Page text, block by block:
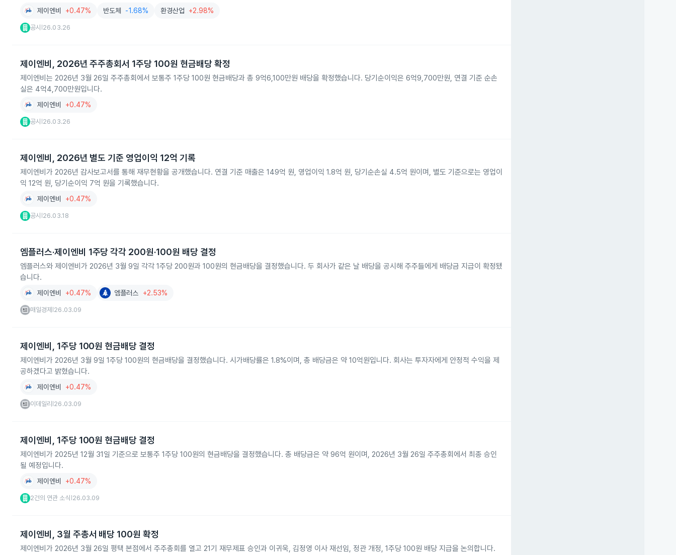
제이엔비 +0.47% 반도체 -1.68% 환경산업 +2.98%
공시 26.03.26
제이엔비, 2026년 주주총회서 1주당 100원 현금배당 확정
제이엔비는 2026년 3월 26일 주주총회에서 보통주 1주당 100원 현금배당과 총 9억6,100만원 배당을 확정했습니다. 당기순이익은 6억9,700만원, 연결 기준 순손
실은 4억4,700만원입니다.
제이엔비 +0.47%
공시 26.03.26
제이엔비, 2026년 별도 기준 영업이익 12억 기록
제이엔비가 2026년 감사보고서를 통해 재무현황을 공개했습니다. 연결 기준 매출은 149억 원, 영업이익 1.8억 원, 당기순손실 4.5억 원이며, 별도 기준으로는 영업이
익 12억 원, 당기순이익 7억 원을 기록했습니다.
제이엔비 +0.47%
공시 26.03.18
엠플러스·제이엔비 1주당 각각 200원·100원 배당 결정
엠플러스와 제이엔비가 2026년 3월 9일 각각 1주당 200원과 100원의 현금배당을 결정했습니다. 두 회사가 같은 날 배당을 공시해 주주들에게 배당금 지급이 확정됐
습니다.
제이엔비 +0.47% 엠플러스 +2.53%
매일경제 26.03.09
제이엔비, 1주당 100원 현금배당 결정
제이엔비가 2026년 3월 9일 1주당 100원의 현금배당을 결정했습니다. 시가배당률은 1.8%이며, 총 배당금은 약 10억원입니다. 회사는 투자자에게 안정적 수익을 제
공하겠다고 밝혔습니다.
제이엔비 +0.47%
이데일리 26.03.09
제이엔비, 1주당 100원 현금배당 결정
제이엔비가 2025년 12월 31일 기준으로 보통주 1주당 100원의 현금배당을 결정했습니다. 총 배당금은 약 96억 원이며, 2026년 3월 26일 주주총회에서 최종 승인
될 예정입니다.
제이엔비 +0.47%
2건의 연관 소식 26.03.09
제이엔비, 3월 주총서 배당 100원 확정
제이엔비가 2026년 3월 26일 평택 본점에서 주주총회를 열고 21기 재무제표 승인과 이귀욱, 김정영 이사 재선임, 정관 개정, 1주당 100원 배당 지급을 논의합니다.